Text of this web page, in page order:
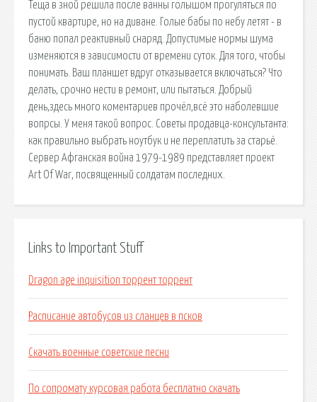
Теща в зной решила после ванны голышом прогуляться по
пустой квартире, но на диване. Голые бабы по небу летят - в
баню попал реактивный снаряд. Допустимые нормы шума
изменяются в зависимости от времени суток. Для того, чтобы
понимать. Ваш планшет вдруг отказывается включаться? Что
делать, срочно нести в ремонт, или пытаться. Добрый
день,здесь много коментариев прочёл,всё это наболевшие
вопрсы. У меня такой вопрос. Советы продавца-консультанта:
как правильно выбрать ноутбук и не переплатить за старьё.
Сервер Афганская война 1979-1989 представляет проект
Art Of War, посвященный солдатам последних.
Links to Important Stuff
Dragon age inquisition торрент торрент
Расписание автобусов из сланцев в псков
Скачать военные советские песни
По сопромату курсовая работа бесплатно скачать